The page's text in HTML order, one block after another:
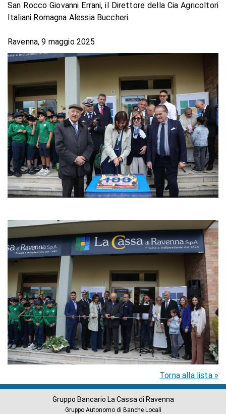
San Rocco Giovanni Errani, il Direttore della Cia Agricoltori
Italiani Romagna Alessia Buccheri.
Ravenna, 9 maggio 2025
Torna alla lista »
Gruppo Bancario La Cassa di Ravenna
Gruppo Autonomo di Banche Locali